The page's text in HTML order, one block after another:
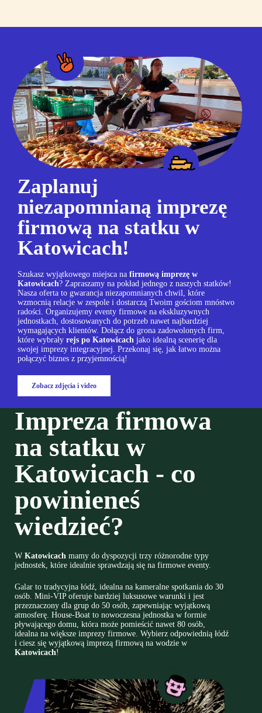
Zaplanuj
niezapomnianą imprezę
firmową na statku w
Katowicach!
Szukasz wyjątkowego miejsca na firmową imprezę w
Katowicach? Zapraszamy na pokład jednego z naszych statków!
Nasza oferta to gwarancja niezapomnianych chwil, które
wzmocnią relacje w zespole i dostarczą Twoim gościom mnóstwo
radości. Organizujemy eventy firmowe na ekskluzywnych
jednostkach, dostosowanych do potrzeb nawet najbardziej
wymagających klientów. Dołącz do grona zadowolonych firm,
które wybrały rejs po Katowicach jako idealną scenerię dla
swojej imprezy integracyjnej. Przekonaj się, jak łatwo można
połączyć biznes z przyjemnością!
Zobacz zdjęcia i video
Impreza firmowa
na statku w
Katowicach - co
powinieneś
wiedzieć?
W Katowicach mamy do dyspozycji trzy różnorodne typy
jednostek, które idealnie sprawdzają się na firmowe eventy.
Galar to tradycyjna łódź, idealna na kameralne spotkania do 30
osób. Mini-VIP oferuje bardziej luksusowe warunki i jest
przeznaczony dla grup do 50 osób, zapewniając wyjątkową
atmosferę. House-Boat to nowoczesna jednostka w formie
pływającego domu, która może pomieścić nawet 80 osób,
idealna na większe imprezy firmowe. Wybierz odpowiednią łódź
i ciesz się wyjątkową imprezą firmową na wodzie w
Katowicach!